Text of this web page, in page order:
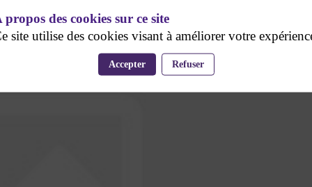
propos des cookies sur ce site
site utilise des cookies visant à améliorer votre
Accepter Refuser